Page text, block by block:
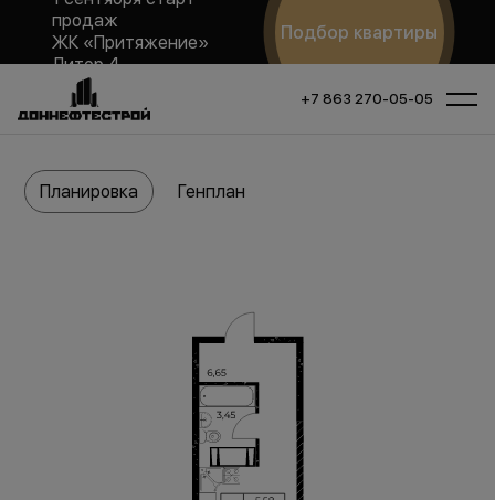
продаж
ЖК «Притяжение»
Литер 4
Подбор квартиры
+7 863 270-05-05
Планировка Генплан